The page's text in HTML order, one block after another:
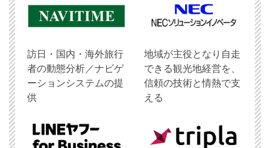
訪日・国内・海外旅行
者の動態分析／ナビゲ
ーションシステムの提
供
地域が主役となり自走
できる観光地経営を、
信頼の技術と情熱で支
える